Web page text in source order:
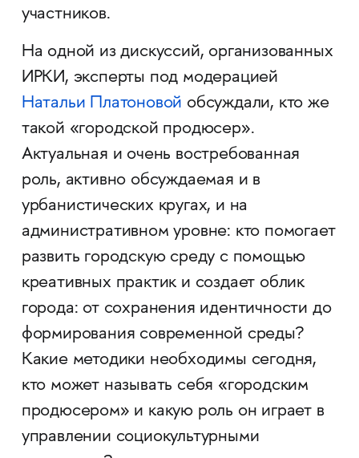
участников.
На одной из дискуссий, организованных
ИРКИ, эксперты под модерацией
Натальи Платоновой обсуждали, кто же
такой «городской продюсер».
Актуальная и очень востребованная
роль, активно обсуждаемая и в
урбанистических кругах, и на
административном уровне: кто помогает
развить городскую среду с помощью
креативных практик и создает облик
города: от сохранения идентичности до
формирования современной среды?
Какие методики необходимы сегодня,
кто может называть себя «городским
продюсером» и какую роль он играет в
управлении социокультурными